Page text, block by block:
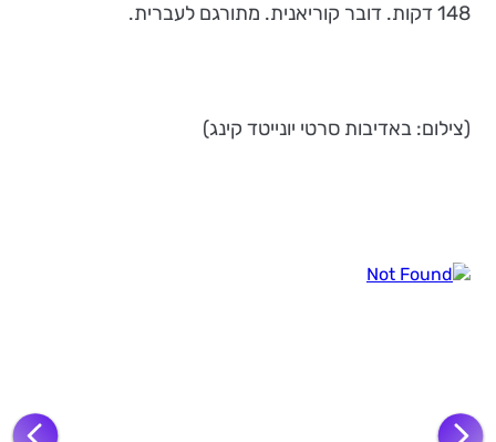
148 דקות. דובר קוריאנית. מתורגם לעברית.
(צילום: באדיבות סרטי יונייטד קינג)